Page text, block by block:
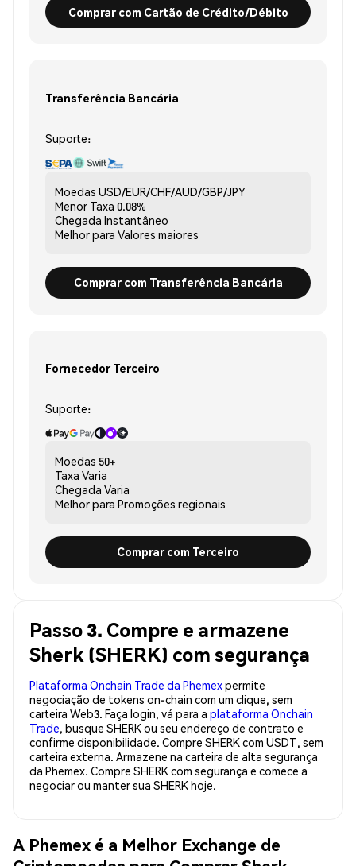
Comprar com Cartão de Crédito/Débito
Transferência Bancária
Suporte:
Moedas USD/EUR/CHF/AUD/GBP/JPY
Menor Taxa 0.08%
Chegada Instantâneo
Melhor para Valores maiores
Comprar com Transferência Bancária
Fornecedor Terceiro
Suporte:
Moedas 50+
Taxa Varia
Chegada Varia
Melhor para Promoções regionais
Comprar com Terceiro
Passo 3. Compre e armazene
Sherk (SHERK) com segurança
Plataforma Onchain Trade da Phemexpermite
negociação de tokens on-chain com um clique, sem
carteira Web3. Faça login, vá para a plataforma Onchain
Trade, busque SHERK ou seu endereço de contrato e
confirme disponibilidade. Compre SHERK com USDT, sem
carteira externa. Armazene na carteira de alta segurança
da Phemex. Compre SHERK com segurança e comece a
negociar ou manter sua SHERK hoje.
A Phemex é a Melhor Exchange de